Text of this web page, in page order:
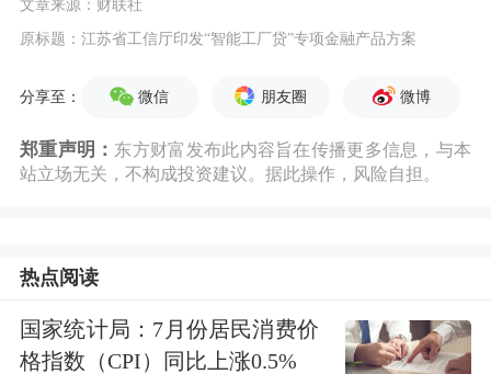
文章来源：财联社
原标题：江苏省工信厅印发“智能工厂贷”专项金融产品方案
分享至： 微信 朋友圈 微博
郑重声明： 东方财富发布此内容旨在传播更多信息，与本
站立场无关，不构成投资建议。据此操作，风险自担。
热点阅读
国家统计局：7月份居民消费价
格指数（CPI）同比上涨0.5%